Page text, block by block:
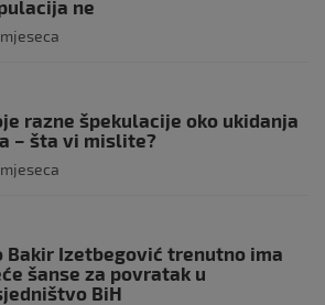
ne
razne špekulacije oko ukidanja
– šta vi mislite?
Bakir Izetbegović trenutno ima
šanse za povratak u
BiH